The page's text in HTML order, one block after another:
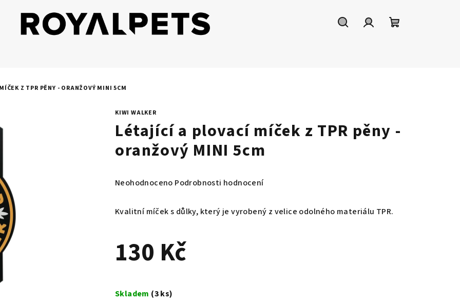
Z TPR PĚNY - ORANŽOVÝ MINI 5CM
KIWI WALKER
Létající a plovací míček z TPR pěny -
oranžový MINI 5cm
Průměrné
produktu
z
5
Neohodnoceno Podrobnosti hodnocení
Kvalitní míček s důlky, který je vyrobený z velice odolného materiálu TPR.
130 Kč
cena:
Skladem (3 ks)